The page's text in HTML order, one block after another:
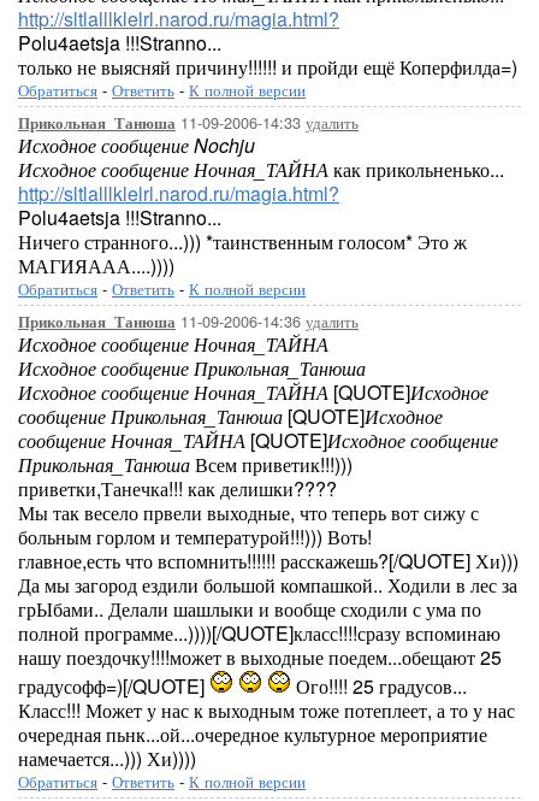
http://sltlalllklelrl.narod.ru/magia.html?
Polu4aetsja !!!Stranno...
только не выясняй причину!!!!!! и пройди ещё Коперфилда=)
Обратиться - Ответить - К полной версии
Прикольная_Танюша 11-09-2006-14:33 удалить
Исходное сообщение Nochju
Исходное сообщение Ночная_ТАЙНАкак прикольненько...
http://sltlalllklelrl.narod.ru/magia.html?
Polu4aetsja !!!Stranno...
Ничего странного...))) *таинственным голосом* Это ж
МАГИЯААА....))))
Обратиться - Ответить - К полной версии
Прикольная_Танюша 11-09-2006-14:36 удалить
Исходное сообщение Ночная_ТАЙНА
Исходное сообщение Прикольная_Танюша
Исходное сообщение Ночная_ТАЙНА [QUOTE]Исходное
сообщение Прикольная_Танюша [QUOTE]Исходное
сообщение Ночная_ТАЙНА [QUOTE]Исходное сообщение
Прикольная_ТанюшаВсем приветик!!!)))
приветки,Танечка!!! как делишки????
Мы так весело првели выходные, что теперь вот сижу с
больным горлом и температурой!!!))) Воть!
главное,есть что вспомнить!!!!!! расскажешь?[/QUOTE] Хи)))
Да мы загород ездили большой компашкой.. Ходили в лес за
грЫбами.. Делали шашлыки и вообще сходили с ума по
полной программе...))))[/QUOTE]класс!!!!сразу вспоминаю
нашу поездочку!!!!может в выходные поедем...обещают 25
градусофф=)[/QUOTE]
Ого!!!! 25 градусов...
Класс!!! Может у нас к выходным тоже потеплеет, а то у нас
очередная пьнк...ой...очередное культурное мероприятие
намечается...))) Хи))))
Обратиться - Ответить - К полной версии